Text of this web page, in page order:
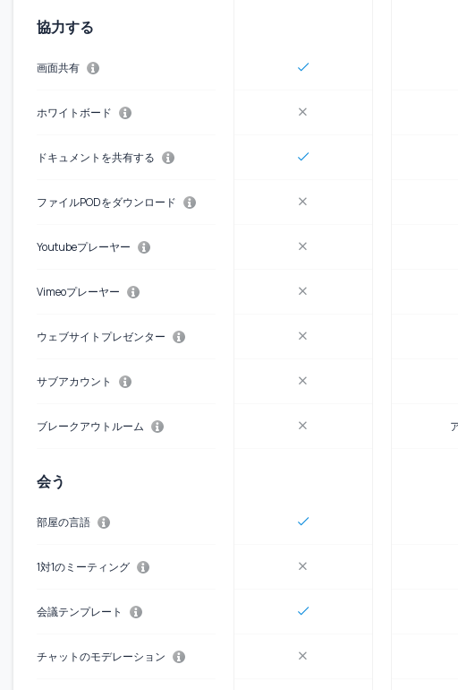
協力する
画面共有
ホワイトボード
ドキュメントを共有する
ファイルPODをダウンロード
Youtubeプレーヤー
Vimeoプレーヤー
ウェブサイトプレゼンター
サブアカウント
ブレークアウトルーム
会う
部屋の言語
1対1のミーティング
会議テンプレート
チャットのモデレーション